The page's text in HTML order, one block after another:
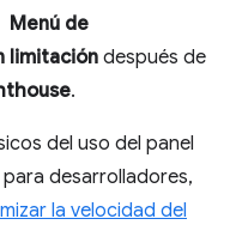
Menú de
limitación después de
.
del uso del panel
desarrolladores,
la velocidad del